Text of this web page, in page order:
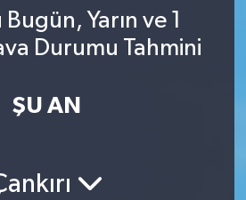
Yarın ve 1
Durumu Tahmini
ŞU AN
ve Fikstür